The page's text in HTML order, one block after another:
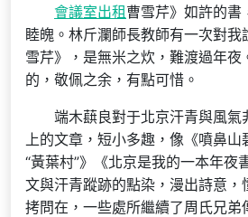
會議室出租 曹雪芹》如許的書
睦魄。林斤瀾師長教師有一次對我
雪芹》，是無米之炊，難渡過年夜
的，敬佩之余，有點可惜。
端木蕻良對于北京汗青與風氣
上的文章，短小多趣，像《噴鼻山
“黃葉村”》《北京是我的一本年夜
文與汗青蹤跡的點染，漫出詩意，
拷問在，一些處所繼續了周氏兄弟